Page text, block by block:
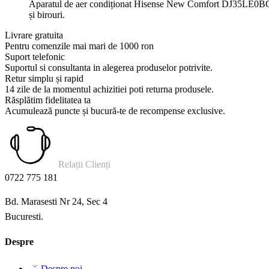
Aparatul de aer condiționat Hisense New Comfort
și birouri.
Livrare gratuita
Pentru comenzile mai mari de 1000 ron
Suport telefonic
Suportul si consultanta in alegerea produselor potrivite.
Retur simplu și rapid
14 zile de la momentul achizitiei poti returna produsele.
Răsplătim fidelitatea ta
Acumulează puncte și bucură-te de recompense exclusive.
Relații Clienți
0722 775 181
Bd. Marasesti Nr 24, Sec 4
Bucuresti.
Despre